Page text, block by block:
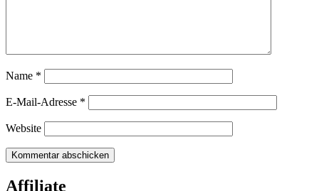
Name *
E-Mail-Adresse *
Website
Affiliate